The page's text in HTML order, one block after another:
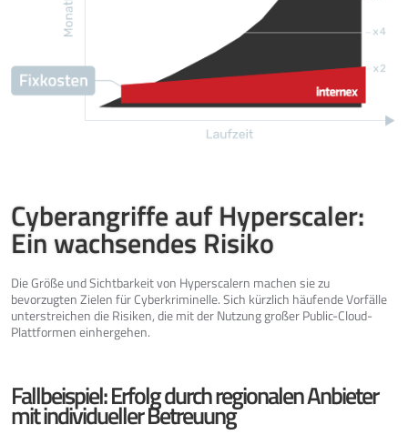
Cyberangriffe auf Hyperscaler:
Ein wachsendes Risiko
Die Größe und Sichtbarkeit von Hyperscalern machen sie zu
bevorzugten Zielen für Cyberkriminelle. Sich kürzlich häufende Vorfälle
unterstreichen die Risiken, die mit der Nutzung großer Public-Cloud-
Plattformen einhergehen.
Fallbeispiel: Erfolg durch regionalen Anbieter
mit individueller Betreuung